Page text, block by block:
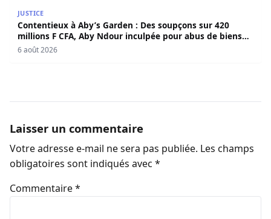
JUSTICE
Contentieux à Aby’s Garden : Des soupçons sur 420
millions F CFA, Aby Ndour inculpée pour abus de biens
sociaux
6 août 2026
Laisser un commentaire
Votre adresse e-mail ne sera pas publiée. Les champs
obligatoires sont indiqués avec *
Commentaire*